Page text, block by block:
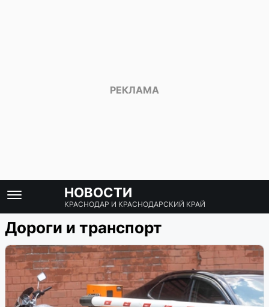
НОВОСТИ
КРАСНОДАР И КРАСНОДАРСКИЙ КРАЙ
Дороги и транспорт